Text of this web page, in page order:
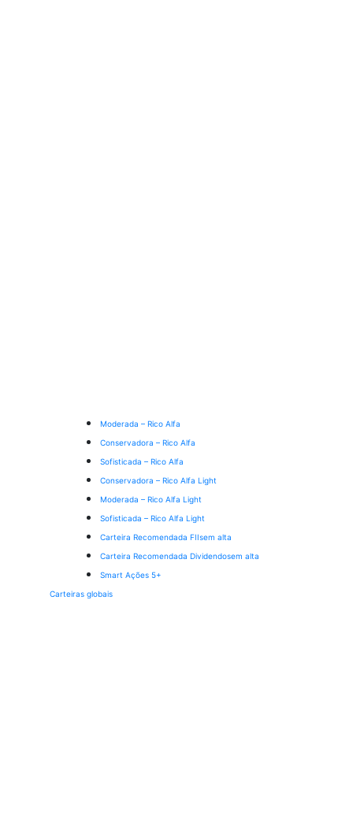
Moderada – Rico Alfa
Conservadora – Rico Alfa
Sofisticada – Rico Alfa
Conservadora – Rico Alfa Light
Moderada – Rico Alfa Light
Sofisticada – Rico Alfa Light
Carteira Recomendada FIIsem alta
Carteira Recomendada Dividendosem alta
Smart Ações 5+
Carteiras globais